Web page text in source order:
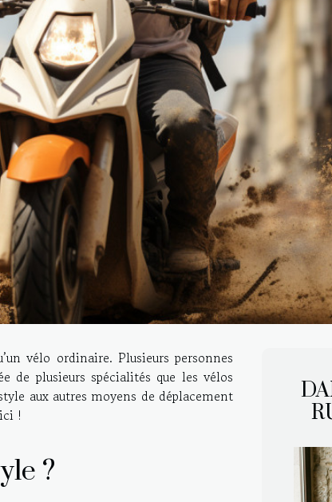
vélo ordinaire. Plusieurs personnes
de plusieurs spécialités que les vélos
aux autres moyens de déplacement
!
?